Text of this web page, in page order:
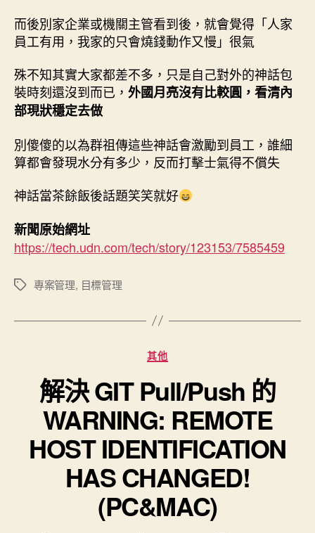
而後別家企業或機關主管看到後，就會覺得「人家
員工有用，我家的只會燒錢動作又慢」很氣
殊不知其實大家都差不多，只是自己對外的神話包
裝時刻還沒到而已， 外國月亮沒有比較圓，看清內
部現狀穩定去做
別傻傻的以為群祖傳這些神話會激勵到員工，誰細
算都會發現水分有多少，反而打擊士氣得不償失
神話當茶餘飯後話題笑笑就好
新聞原始網址
https://tech.udn.com/tech/story/123153/7585459
標
專案管理, 目標管理
分
類
其他
解決 GIT Pull/Push 的
WARNING: REMOTE
HOST IDENTIFICATION
HAS CHANGED!
(PC&MAC)